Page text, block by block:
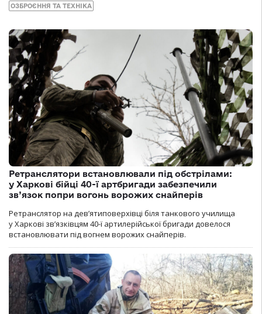
ОЗБРОЄННЯ ТА ТЕХНІКА
Ретранслятори встановлювали під обстрілами:
у Харкові бійці 40-ї артбригади забезпечили
зв’язок попри вогонь ворожих снайперів
Ретранслятор на дев’ятиповерхівці біля танкового училища
у Харкові зв’язківцям 40-ї артилерійської бригади довелося
встановлювати під вогнем ворожих снайперів.